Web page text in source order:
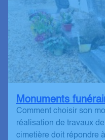
Monuments
Comment choisir son
réalisation de travaux
cimetière doit répondre